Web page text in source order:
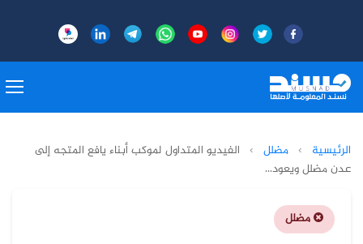
الرئيسية › مضلل › الفيديو المتداول لموكب أبناء يافع المتجه إلى
عدن مضلل ويعود...
مضلل